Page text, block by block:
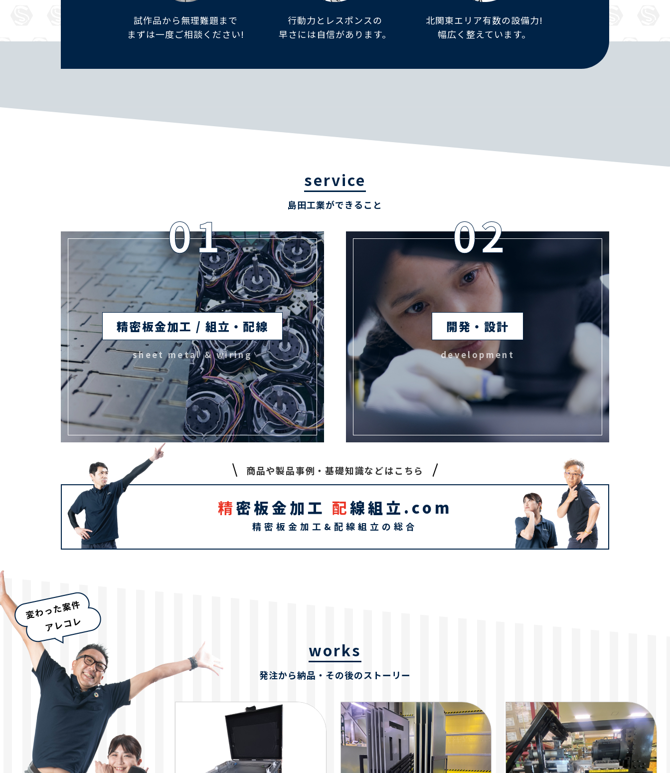
試作品から無理難題まで
まずは一度ご相談ください!
行動力とレスポンスの
早さには自信があります。
北関東エリア有数の設備力!
幅広く整えています。
service
島田工業ができること
精密板金加工 / 組立・配線
sheet metal & wiring
開発・設計
development
商品や製品事例・基礎知識などはこちら
精密板金加工 配線組立.com
精密板金加工&配線組立の総合
works
発注から納品・ その後のストーリー